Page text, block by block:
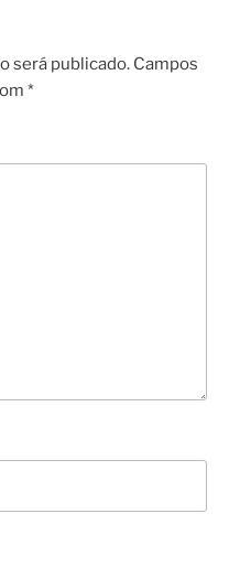
será publicado. Campos
*